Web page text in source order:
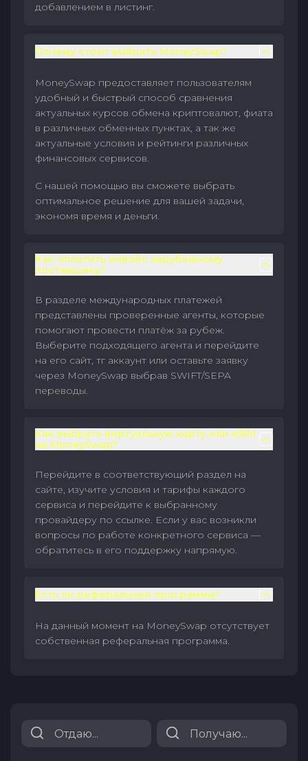
добавлением в листинг.
Почему стоит выбрать MoneySwap?
MoneySwap предоставляет пользователям
удобный и быстрый способ сравнения
актуальных курсов обмена криптовалют, фиата
в различных обменных пунктах, а так же
актуальные условия и рейтинги различных
финансовых сервисов.
С нашей помощью вы сможете выбрать
оптимальное решение для вашей задачи,
экономя время и деньги.
Как оплатить инвойс зарубежному
поставщику?
В разделе международных платежей
представлены проверенные агенты, которые
помогают провести платёж за рубеж.
Выберите подходящего агента и перейдите
на его сайт, тг аккаунт или оставьте заявку
через MoneySwap выбрав SWIFT/SEPA
переводы.
Как выбрать виртуальную карту или eSIM
на MoneySwap?
Перейдите в соответствующий раздел на
сайте, изучите условия и тарифы каждого
сервиса и перейдите к выбранному
провайдеру по ссылке. Если у вас возникли
вопросы по работе конкретного сервиса —
обратитесь в его поддержку напрямую.
Есть ли реферальные программы?
На данный момент на MoneySwap отсутствует
собственная реферальная программа.